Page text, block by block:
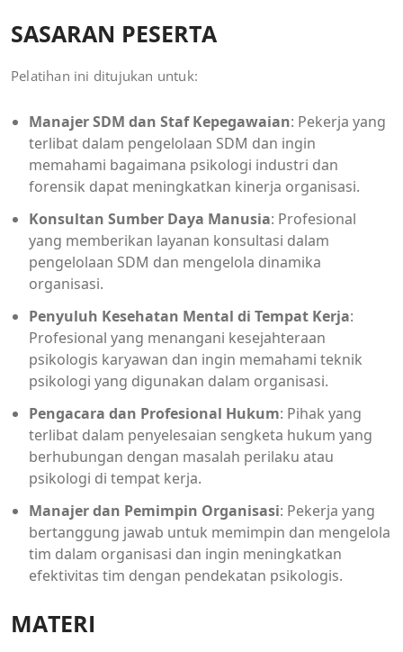
SASARAN PESERTA
Pelatihan ini ditujukan untuk:
Manajer SDM dan Staf Kepegawaian: Pekerja yang
terlibat dalam pengelolaan SDM dan ingin
memahami bagaimana psikologi industri dan
forensik dapat meningkatkan kinerja organisasi.
Konsultan Sumber Daya Manusia: Profesional
yang memberikan layanan konsultasi dalam
pengelolaan SDM dan mengelola dinamika
organisasi.
Penyuluh Kesehatan Mental di Tempat Kerja:
Profesional yang menangani kesejahteraan
psikologis karyawan dan ingin memahami teknik
psikologi yang digunakan dalam organisasi.
Pengacara dan Profesional Hukum: Pihak yang
terlibat dalam penyelesaian sengketa hukum yang
berhubungan dengan masalah perilaku atau
psikologi di tempat kerja.
Manajer dan Pemimpin Organisasi: Pekerja yang
bertanggung jawab untuk memimpin dan mengelola
tim dalam organisasi dan ingin meningkatkan
efektivitas tim dengan pendekatan psikologis.
MATERI